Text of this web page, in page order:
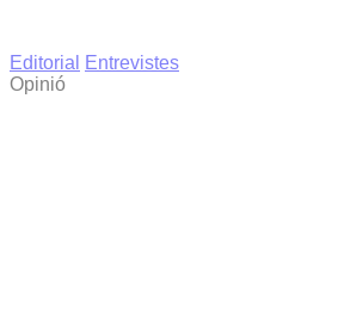
Editorial
Entrevistes
Opinió